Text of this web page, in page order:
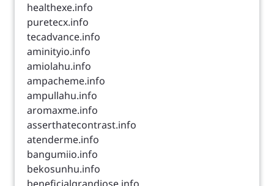
healthexe.info
puretecx.info
tecadvance.info
aminityio.info
amiolahu.info
ampacheme.info
ampullahu.info
aromaxme.info
asserthatecontrast.info
atenderme.info
bangumiio.info
bekosunhu.info